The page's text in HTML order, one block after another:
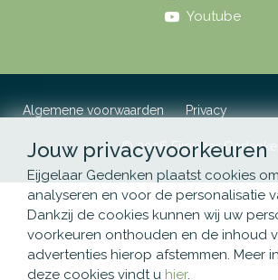
Youtube
Algemene voorwaarden Privacy
© 2026 Eijgelaar
Jouw privacyvoorkeuren
Eijgelaar Gedenken plaatst cookies
analyseren en voor de personalisatie
Dankzij de cookies kunnen wij uw
voorkeuren onthouden en de inhoud
advertenties hierop afstemmen. Meer
deze cookies vindt u hier.